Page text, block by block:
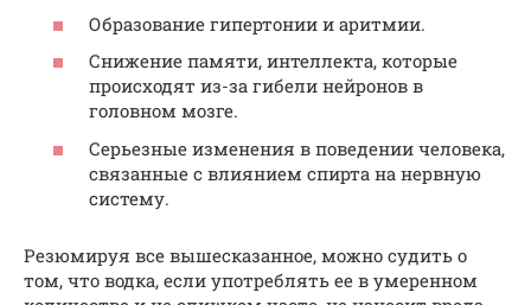
Образование гипертонии и аритмии.
Снижение памяти, интеллекта, которые
происходят из-за гибели нейронов в
головном мозге.
Серьезные изменения в поведении человека,
связанные с влиянием спирта на нервную
систему.
Резюмируя все вышесказанное, можно судить о
том, что водка, если употреблять ее в умеренном